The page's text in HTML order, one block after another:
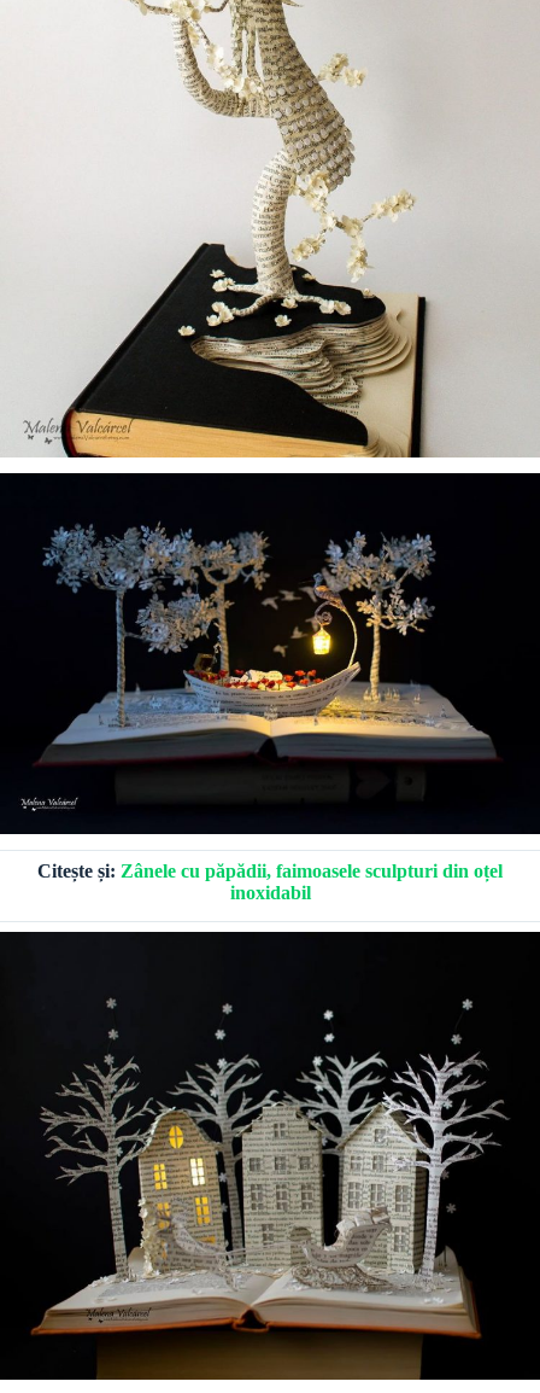
Citește și: Zânele cu păpădii, faimoasele sculpturi din oțel
inoxidabil